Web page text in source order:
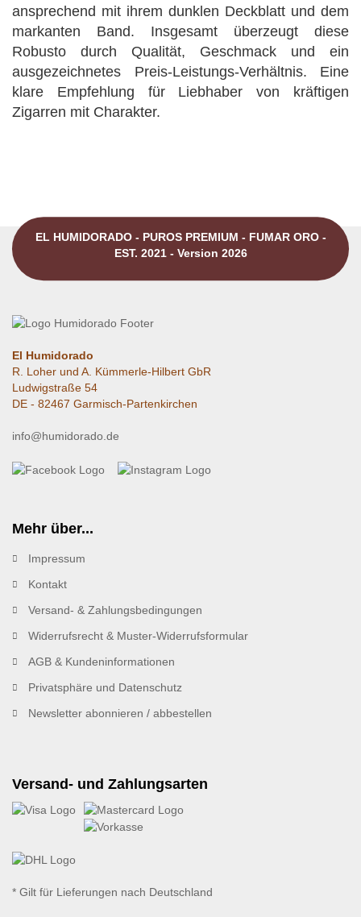
ansprechend mit ihrem dunklen Deckblatt und dem
markanten Band. Insgesamt überzeugt diese
Robusto durch Qualität, Geschmack und ein
ausgezeichnetes Preis-Leistungs-Verhältnis. Eine
klare Empfehlung für Liebhaber von kräftigen
Zigarren mit Charakter.
EL HUMIDORADO - PUROS PREMIUM - FUMAR ORO -
EST. 2021 - Version 2026
El Humidorado
R. Loher und A. Kümmerle-Hilbert GbR
Ludwigstraße 54
DE - 82467 Garmisch-Partenkirchen
info@humidorado.de
Mehr über...
Impressum
Kontakt
Versand- & Zahlungsbedingungen
Widerrufsrecht & Muster-Widerrufsformular
AGB & Kundeninformationen
Privatsphäre und Datenschutz
Newsletter abonnieren / abbestellen
Versand- und Zahlungsarten
* Gilt für Lieferungen nach Deutschland